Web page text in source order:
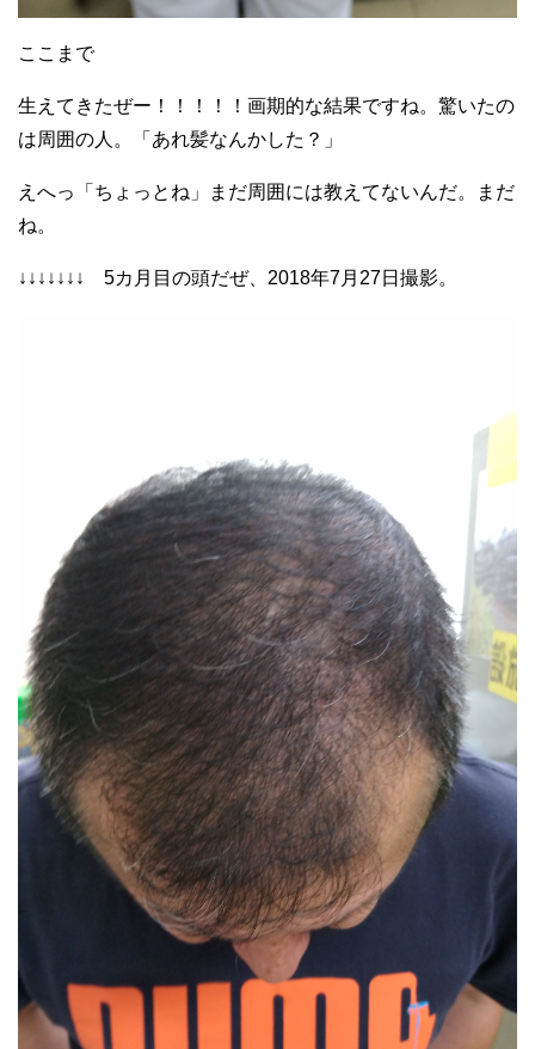
ここまで
生えてきたぜー！！！！！画期的な結果ですね。驚いたの
は周囲の人。「あれ髪なんかした？」
えへっ「ちょっとね」まだ周囲には教えてないんだ。まだ
ね。
↓↓↓↓↓↓↓ 5カ月目の頭だぜ、2018年7月27日撮影。